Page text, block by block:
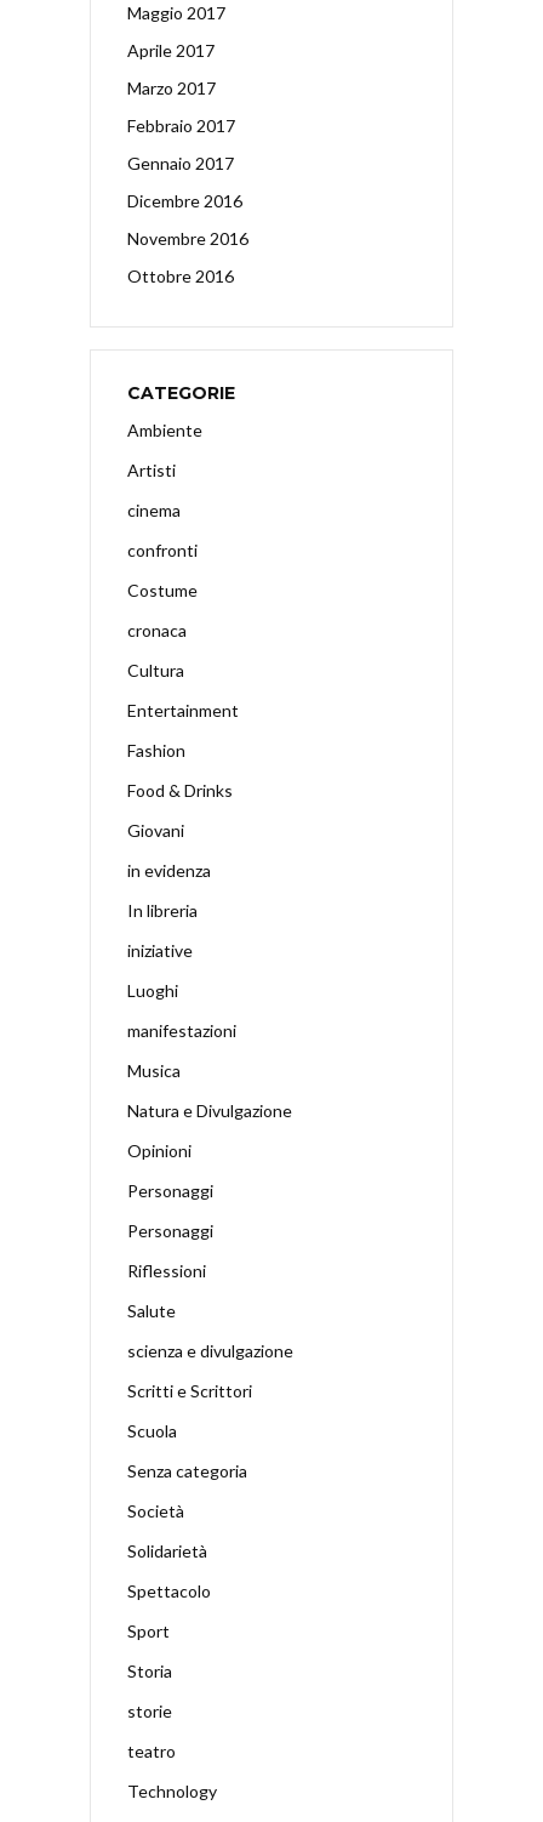
Maggio 2017
Aprile 2017
Marzo 2017
Febbraio 2017
Gennaio 2017
Dicembre 2016
Novembre 2016
Ottobre 2016
CATEGORIE
Ambiente
Artisti
cinema
confronti
Costume
cronaca
Cultura
Entertainment
Fashion
Food & Drinks
Giovani
in evidenza
In libreria
iniziative
Luoghi
manifestazioni
Musica
Natura e Divulgazione
Opinioni
Personaggi
Personaggi
Riflessioni
Salute
scienza e divulgazione
Scritti e Scrittori
Scuola
Senza categoria
Società
Solidarietà
Spettacolo
Sport
Storia
storie
teatro
Technology